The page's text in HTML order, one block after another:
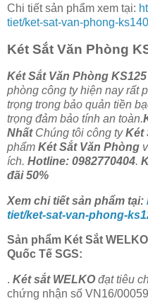
Chi tiết sản phẩm xem tại:
tiet/ket-sat-van-phong-
Két Sắt Văn Phòng
Két Sắt Văn Phòng
phòng công ty hiện nay rất
trọng trong bảo quản tiền
trọng đảm bảo tính an toàn.
NhấtChúng tôi công tyKét
phẩm Két Sắt Văn Phòng
ích. Hotline: 0982770404.
đãi 50%
Xem chi tiết sản phẩm tại:
tiet/ket-sat-van-phong-
Sản phẩm Két Sắt
Quốc Tế SGS:
. Két sắt WELKOđạt tiêu
chứng nhận số VN16/